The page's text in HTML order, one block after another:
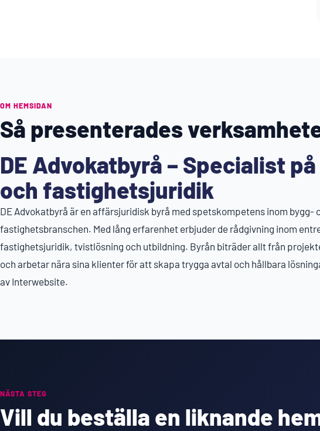
OM HEMSIDAN
Så presenterades
DE Advokatbyrå – Specialist
och fastighetsjuridik
DE Advokatbyrå är en affärsjuridisk byrå med spetskompetens inom bygg-
fastighetsbranschen. Med lång erfarenhet erbjuder de rådgivning inom
fastighetsjuridik, tvistlösning och utbildning. Byrån biträder allt från
och arbetar nära sina klienter för att skapa trygga avtal och hållbara
av Interwebsite.
NÄSTA STEG
Vill du beställa en liknande